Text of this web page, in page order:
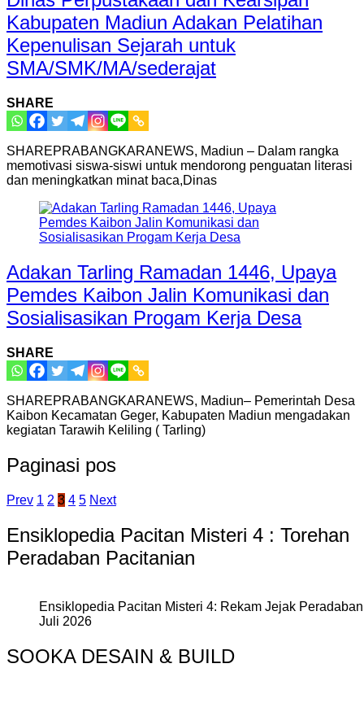
Kabupaten Madiun Adakan Pelatihan
Kepenulisan Sejarah untuk
SMA/SMK/MA/sederajat
SHARE
SHAREPRABANGKARANEWS, Madiun – Dalam rangka
memotivasi siswa-siswi untuk mendorong penguatan literasi
dan meningkatkan minat baca,Dinas
Adakan Tarling Ramadan 1446, Upaya
Pemdes Kaibon Jalin Komunikasi dan
Sosialisasikan Progam Kerja Desa
SHARE
SHAREPRABANGKARANEWS, Madiun– Pemerintah Desa
Kaibon Kecamatan Geger, Kabupaten Madiun mengadakan
kegiatan Tarawih Keliling ( Tarling)
Paginasi pos
Prev 1 2 3 4 5 Next
Ensiklopedia Pacitan Misteri 4 : Torehan
Peradaban Pacitanian
Ensiklopedia Pacitan Misteri 4: Rekam Jejak
Juli 2026
SOOKA DESAIN & BUILD